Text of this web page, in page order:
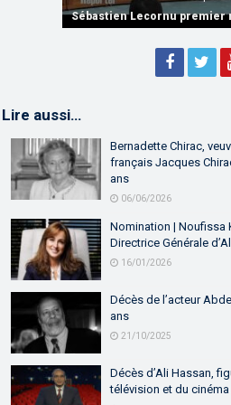
partenariat
Sébastien Lecornu
Discours de M. Aziz
Lire aussi…
Bernadette Chirac,
français Jacques
ans
06/06/2026
Nomination | Noufissa
Directrice Générale
16/01/2026
Décès de l’acteur
ans
21/10/2025
Décès d’Ali Hassan,
télévision et du